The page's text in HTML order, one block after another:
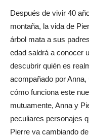
Después de vivir 40
montaña, la vida de
árbol mata a sus
edad saldrá a conocer
descubrir quién es
acompañado por
cómo funciona este
mutuamente, Anna y
peculiares personajes
Pierre va cambiando